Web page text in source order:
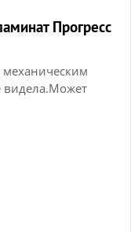
ж/
В25,
типами
совместить
Прогресс
видела.Может